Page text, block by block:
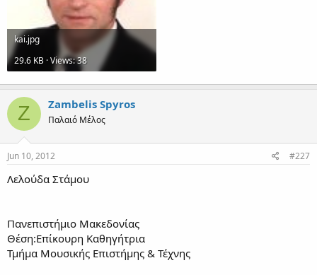
kai.jpg
29.6 KB · Views: 38
Z Zambelis Spyros
Παλαιό Μέλος
Jun 10, 2012 #227
Λελούδα Στάμου
Πανεπιστήμιο Μακεδονίας
Θέση:Επίκουρη Καθηγήτρια
Τμήμα Μουσικής Επιστήμης & Τέχνης